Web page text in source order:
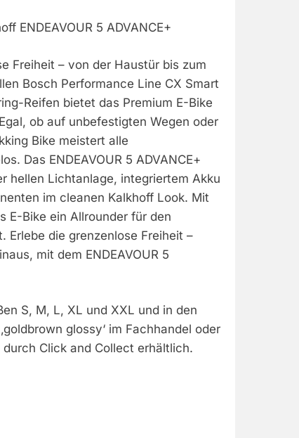
ENDEAVOUR 5 ADVANCE+
Freiheit – von der Haustür bis zum
Bosch Performance Line CX Smart
Reifen bietet das Premium E-Bike
ob auf unbefestigten Wegen oder
Bike meistert alle
Das ENDEAVOUR 5 ADVANCE+
hellen Lichtanlage, integriertem Akku
im cleanen Kalkhoff Look. Mit
E-Bike ein Allrounder für den
Erlebe die grenzenlose Freiheit –
mit dem ENDEAVOUR 5
S, M, L, XL und XXL und in den
glossy‘ im Fachhandel oder
Click and Collect erhältlich.